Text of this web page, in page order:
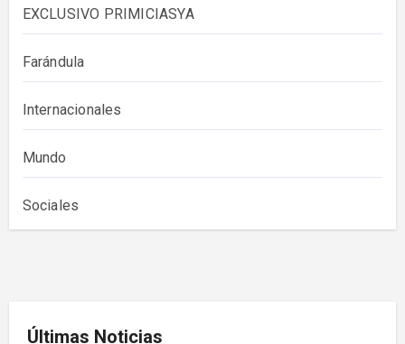
EXCLUSIVO PRIMICIASYA
Farándula
Internacionales
Mundo
Sociales
Últimas Noticias